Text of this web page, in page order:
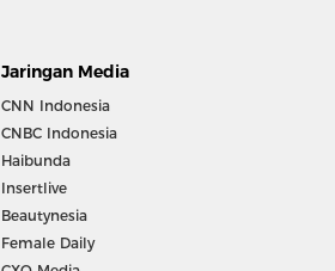
Jaringan Media
CNN Indonesia
CNBC Indonesia
Haibunda
Insertlive
Beautynesia
Female Daily